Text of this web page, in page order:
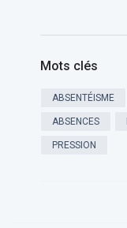
Mots clés
ABSENTÉISME
ABSENCES
PRESSION